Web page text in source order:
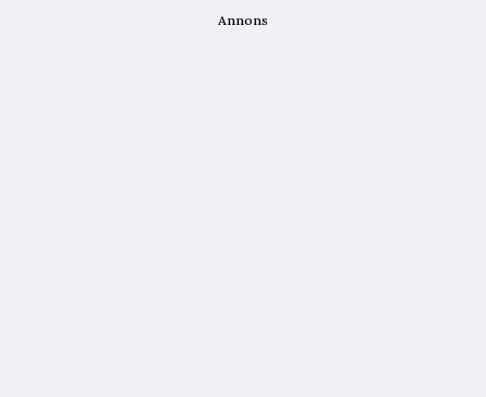
Annons